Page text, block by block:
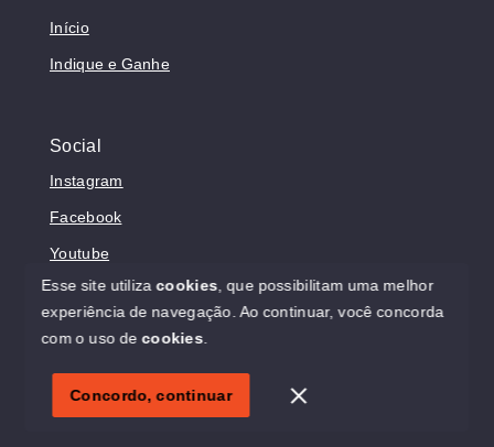
Início
Indique e Ganhe
Social
Instagram
Facebook
Youtube
© Copyright 2026 - Sonholar Imóveis - Todos os direitos
SITE PARA IMOBILIARIA
Esse site utilizacookies , que possibilitam uma melhor
experiência de navegação. Ao continuar, você concorda
com o uso decookies
Concordo, continuar